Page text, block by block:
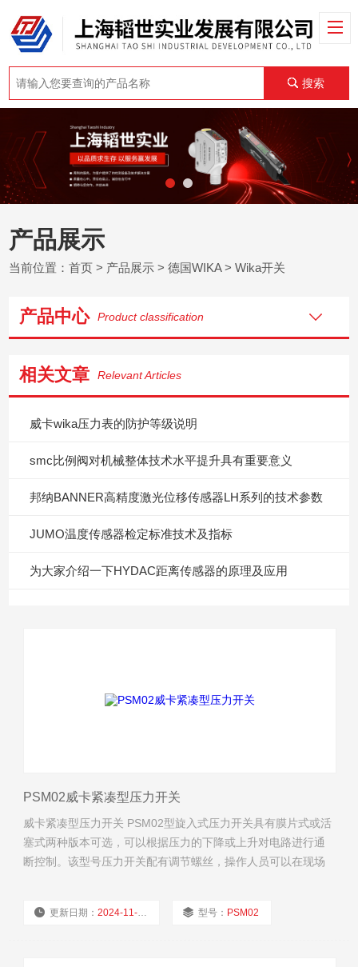
搜索
产品展示
当前位置：首页 > 产品展示 >德国WIKA>Wika开关
产品中心 Product classification
相关文章 Relevant Articles
威卡wika压力表的防护等级说明
smc比例阀对机械整体技术水平提升具有重要意义
邦纳BANNER高精度激光位移传感器LH系列的技术参数
JUMO温度传感器检定标准技术及指标
为大家介绍一下HYDAC距离传感器的原理及应用
PSM02威卡紧凑型压力开关
威卡紧凑型压力开关 PSM02型旋入式压力开关具有膜片式或活
塞式两种版本可选，可以根据压力的下降或上升对电路进行通
断控制。该型号压力开关配有调节螺丝，操作人员可以在现场
中性气体，且需要准确设置迟滞的场合。 该型号压力开关的开
更新日期：2024-11-25 型号： PSM02